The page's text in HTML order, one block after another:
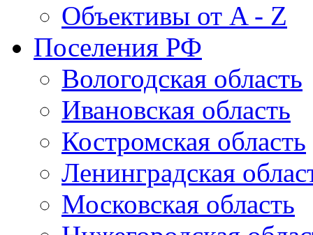
Объективы от A - Z
Поселения РФ
Вологодская область
Ивановская область
Костромская область
Ленинградская
Московская область